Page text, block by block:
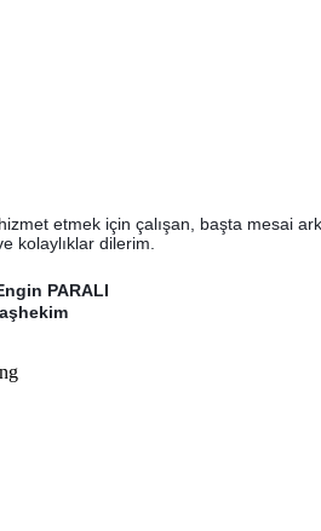
etmek için çalışan, başta mesai
kolaylıklar dilerim.
PARALI